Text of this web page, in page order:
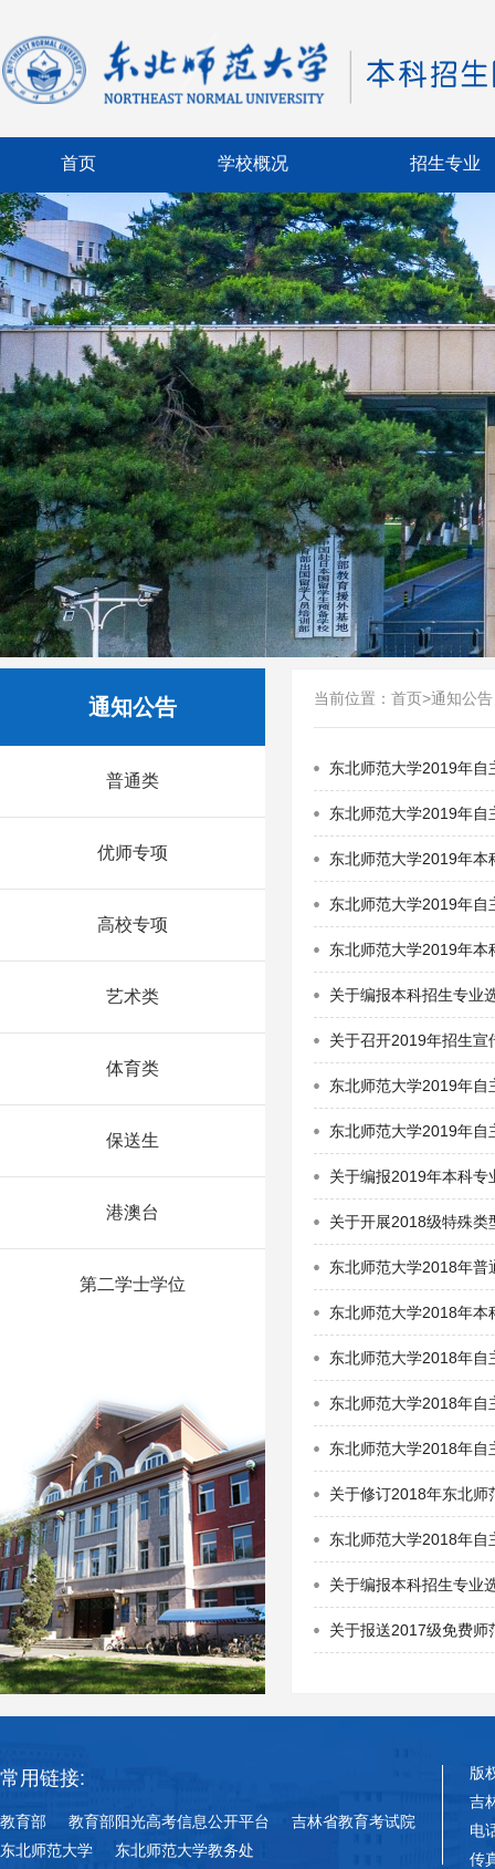
首页 学校概况 招生专业
通知公告
普通类
优师专项
高校专项
艺术类
体育类
保送生
港澳台
第二学士学位
当前位置： 首页>通知公告
东北师范大学2019年自
东北师范大学2019年自
东北师范大学2019年本
东北师范大学2019年自
东北师范大学2019年本
关于编报本科招生专业
关于召开2019年招生
东北师范大学2019年自
东北师范大学2019年自
关于编报2019年本科专
关于开展2018级特殊类
东北师范大学2018年普
东北师范大学2018年本
东北师范大学2018年自
东北师范大学2018年自
东北师范大学2018年自
关于修订2018年东北师
东北师范大学2018年自
关于编报本科招生专业
关于报送2017级免费师
常用链接:
教育部 教育部阳光高考信息公开平台
吉林省教育考试院
东北师范大学
东北师范大学教务处
版
吉
电
传